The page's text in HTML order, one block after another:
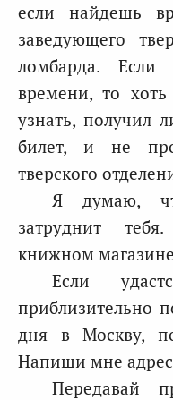
если найдешь
заведующего
ломбарда.
времени, то
узнать, получил
билет, и не
тверского
Я думаю,
затруднит
книжном
Если
приблизительно
дня в Москву,
Напиши мне
Передавай